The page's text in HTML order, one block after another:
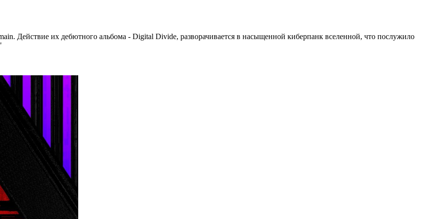
Действие их дебютного альбома - Digital Divide, разворачивается в насыщенной киберпанк вселенной, что послужило